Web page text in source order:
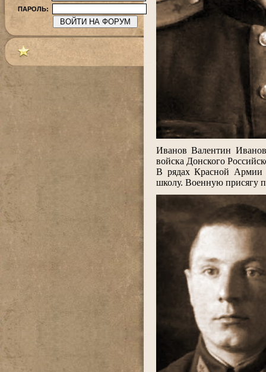
ПАРОЛЬ:
Иванов Валентин
войска Донского
В рядах Красной Армии
школу. Военную присягу